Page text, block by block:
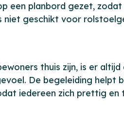
een planbord gezet,
niet geschikt voor
thuis zijn, is er altijd
De begeleiding helpt
iedereen zich prettig en